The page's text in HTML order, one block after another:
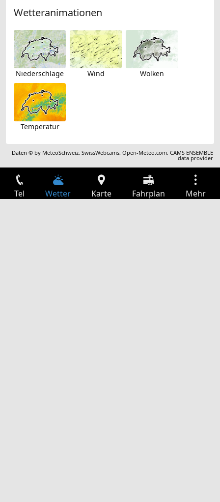
Wetteranimationen
Niederschläge Wind Wolken
Temperatur
Daten © by MeteoSchweiz,SwissWebcams,Open-Meteo.com,CAMS ENSEMBLE
data provider
Tel Wetter Karte Fahrplan Mehr